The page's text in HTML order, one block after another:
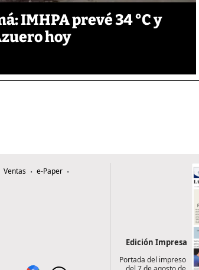
IMHPA prevé 34 °C y
hoy
Ventas
e-Paper
Edición Impresa
Portada del impreso